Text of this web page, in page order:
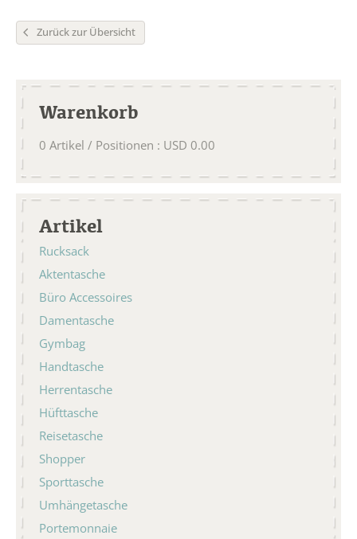
Zurück zur Übersicht
Warenkorb
0 Artikel / Positionen : USD 0.00
Artikel
Rucksack
Aktentasche
Büro Accessoires
Damentasche
Gymbag
Handtasche
Herrentasche
Hüfttasche
Reisetasche
Shopper
Sporttasche
Umhängetasche
Portemonnaie